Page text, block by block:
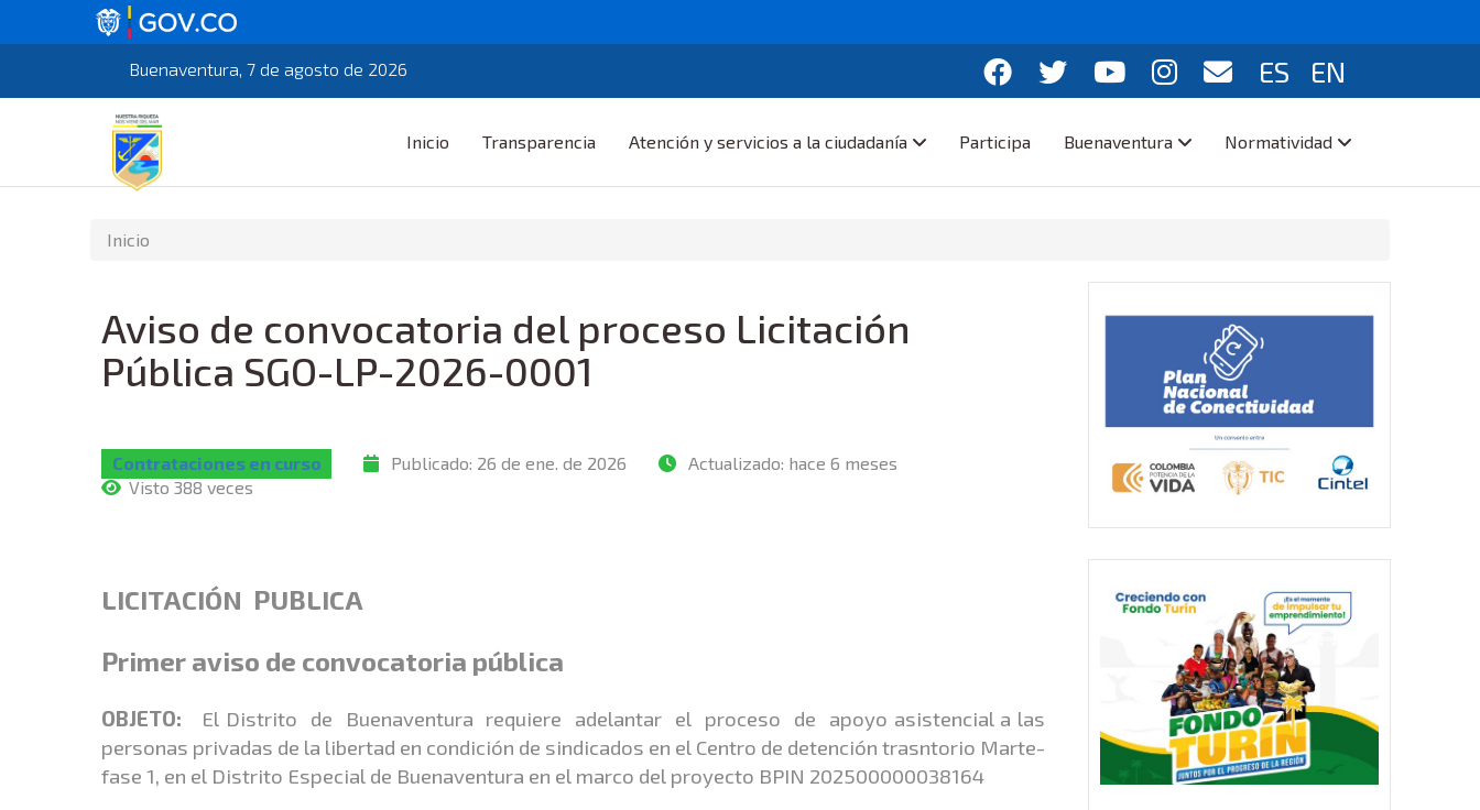
Buenaventura, 7 de agosto de 2026 ES EN
Inicio Transparencia Atención y servicios a la ciudadanía Participa Buenaventura Normatividad
Inicio
Aviso de convocatoria del proceso Licitación
Pública SGO-LP-2026-0001
Contrataciones en curso Publicado: 26 de ene. de 2026 Actualizado: hace 6 meses
Visto 388 veces
LICITACIÓN PUBLICA
Primer aviso de convocatoria pública
OBJETO:
El Distrito de Buenaventura requiere adelantar el proceso de apoyo asistencial a las
personas privadas de la libertad en condición de sindicados en el Centro de detención trasntorio Marte-
fase 1, en el Distrito Especial de Buenaventura en el marco del proyecto BPIN 202500000038164